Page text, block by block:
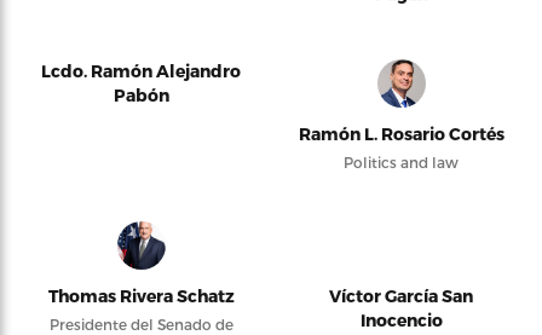
Lcdo. Ramón Alejandro
Pabón
Ramón L. Rosario Cortés
Politics and law
Thomas Rivera Schatz
Presidente del Senado de
Víctor García San
Inocencio